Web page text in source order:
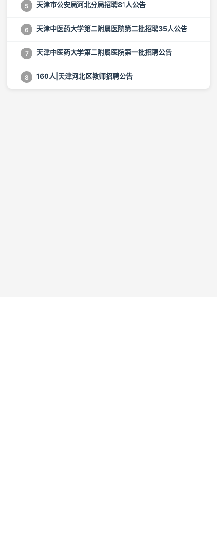
5 天津市公安局河北分局招聘81人公告
6 天津中医药大学第二附属医院第二批招聘35人公告
7 天津中医药大学第二附属医院第一批招聘公告
8 160人|天津河北区教师招聘公告